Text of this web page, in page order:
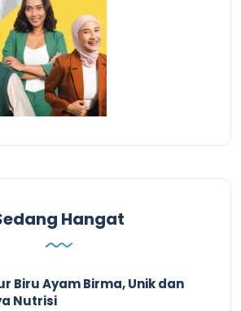
Hangat
Biru Ayam Birma, Unik dan
Nutrisi